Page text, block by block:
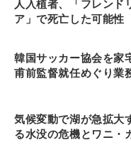
人入植者、「フレンド
ア」で死亡した可能性
韓国サッカー協会を家
甫前監督就任めぐり業
気候変動で湖が急拡大
る水没の危機とワニ・